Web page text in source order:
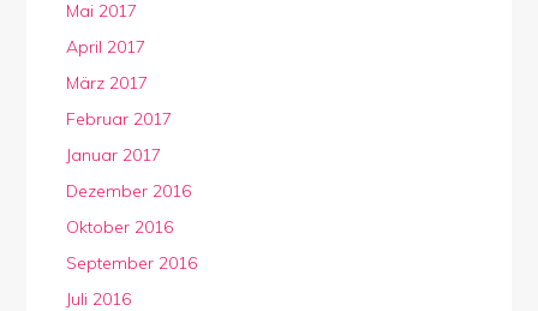
Mai 2017
April 2017
März 2017
Februar 2017
Januar 2017
Dezember 2016
Oktober 2016
September 2016
Juli 2016